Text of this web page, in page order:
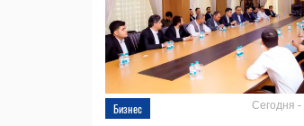
Бизнес Сегодня -